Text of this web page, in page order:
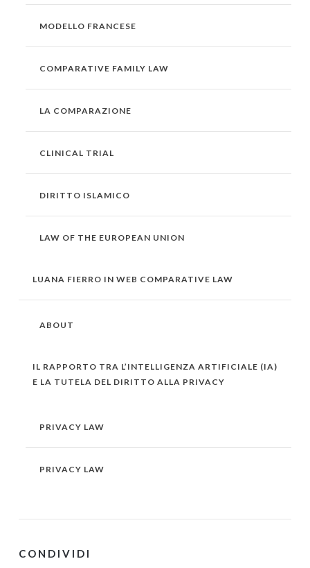
MODELLO FRANCESE
COMPARATIVE FAMILY LAW
LA COMPARAZIONE
CLINICAL TRIAL
DIRITTO ISLAMICO
LAW OF THE EUROPEAN UNION
LUANA FIERRO IN WEB COMPARATIVE LAW
ABOUT
IL RAPPORTO TRA L’INTELLIGENZA ARTIFICIALE (IA)
E LA TUTELA DEL DIRITTO ALLA PRIVACY
PRIVACY LAW
PRIVACY LAW
CONDIVIDI